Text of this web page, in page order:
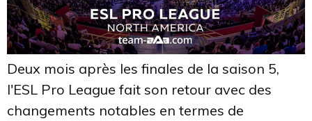
Deux mois après les finales de la saison 5,
l'ESL Pro League fait son retour avec des
changements notables en termes de